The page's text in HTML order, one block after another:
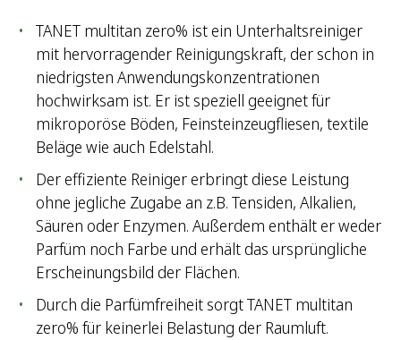
TANET multitan zero% ist ein Unterhaltsreiniger
mit hervorragender Reinigungskraft, der schon in
niedrigsten Anwendungskonzentrationen
hochwirksam ist. Er ist speziell geeignet für
mikroporöse Böden, Feinsteinzeugfliesen, textile
Beläge wie auch Edelstahl.
Der effiziente Reiniger erbringt diese Leistung
ohne jegliche Zugabe an z.B. Tensiden, Alkalien,
Säuren oder Enzymen. Außerdem enthält er weder
Parfüm noch Farbe und erhält das ursprüngliche
Erscheinungsbild der Flächen.
Durch die Parfümfreiheit sorgt TANET multitan
zero% für keinerlei Belastung der Raumluft.